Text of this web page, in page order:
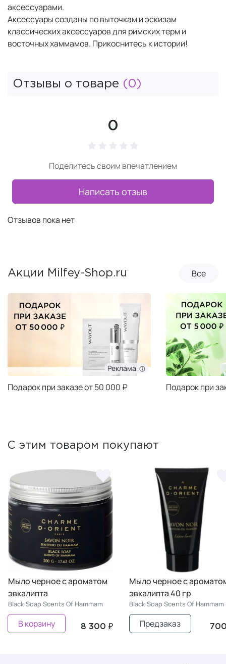
аксессуарами.
Аксессуары созданы по выточкам и эскизам
классических аксессуаров для римских терм и
восточных хаммамов. Прикоснитесь к истории!
Отзывы о товаре (0)
0
Поделитесь своим впечатлением
Написать отзыв
Отзывов пока нет
Акции Milfey-Shop.ru Все
Реклама
Подарок при заказе от 50 000 ₽ Подарок при
С этим товаром покупают
Мыло черное с ароматом
эвкалипта
Black Soap Scents Of Hammam
8 300 ₽
В корзину
Мыло черное с ароматом
эвкалипта 40 гр
Black Soap Scents Of Hammam
700
Предзаказ